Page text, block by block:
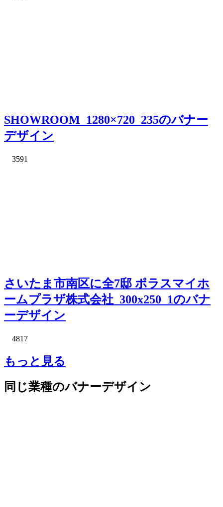
SHOWROOM_1280×720_235のバナー
デザイン
3591
さいたま市南区に全7邸 ポラスマイホ
ームプラザ株式会社_300x250_1のバナ
ーデザイン
4817
もっと見る
同じ業種のバナーデザイン